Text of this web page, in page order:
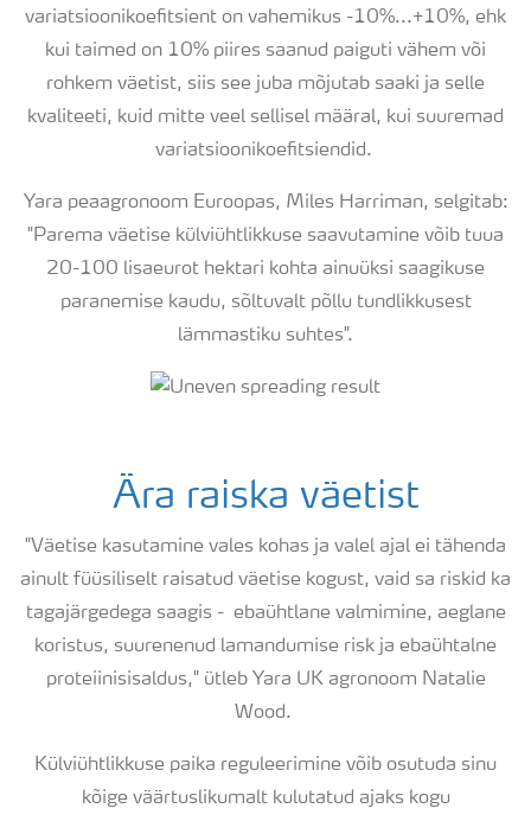
variatsioonikoefitsient on vahemikus -10%...+10%, ehk
kui taimed on 10% piires saanud paiguti vähem või
rohkem väetist, siis see juba mõjutab saaki ja selle
kvaliteeti, kuid mitte veel sellisel määral, kui suuremad
variatsioonikoefitsiendid.
Yara peaagronoom Euroopas, Miles Harriman, selgitab:
"Parema väetise külviühtlikkuse saavutamine võib tuua
20-100 lisaeurot hektari kohta ainuüksi saagikuse
paranemise kaudu, sõltuvalt põllu tundlikkusest
lämmastiku suhtes".
Ära raiska väetist
"Väetise kasutamine vales kohas ja valel ajal ei tähenda
ainult füüsiliselt raisatud väetise kogust, vaid sa riskid ka
tagajärgedega saagis - ebaühtlane valmimine, aeglane
koristus, suurenenud lamandumise risk ja ebaühtalne
proteiinisisaldus," ütleb Yara UK agronoom Natalie
Wood.
Külviühtlikkuse paika reguleerimine võib osutuda sinu
kõige väärtuslikumalt kulutatud ajaks kogu